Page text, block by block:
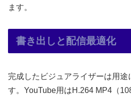
ます。
書き出しと配信最適化
完成したビジュアライザーは用途
す。YouTube用はH.264 MP4（